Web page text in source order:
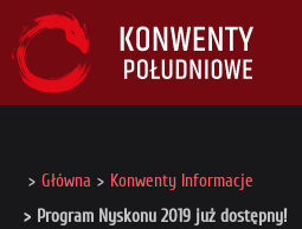
Główna
Konwenty Informacje
Program Nyskonu 2019 już dostępny!